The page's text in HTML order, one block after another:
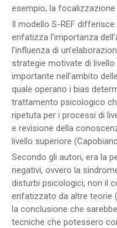
esempio, la focalizzazione
Il modello S-REF
enfatizza l’importanza
l’influenza di
strategie motivate di
importante nell’ambito
quale operano i bias
trattamento psicologico
ripetuta per i processi di
e revisione della
livello superiore
Secondo gli autori, era la
negativi, ovvero la
disturbi psicologici, non il
enfatizzato da altre teorie
la conclusione che
tecniche che potessero